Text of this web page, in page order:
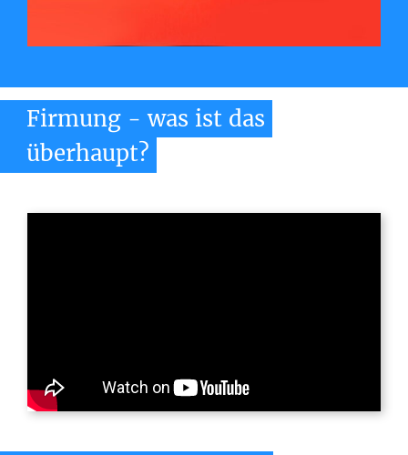
Firmung - was ist das
überhaupt?